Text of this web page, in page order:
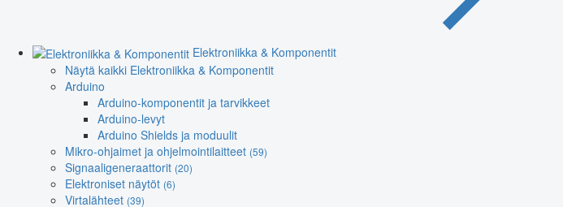
Elektroniikka & Komponentit
Näytä kaikki Elektroniikka & Komponentit
Arduino
Arduino-komponentit ja tarvikkeet
Arduino-levyt
Arduino Shields ja moduulit
Mikro-ohjaimet ja ohjelmointilaitteet (59)
Signaaligeneraattorit (20)
Elektroniset näytöt (6)
Virtalähteet (39)